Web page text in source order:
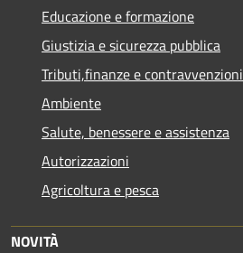
Educazione e formazione
Giustizia e sicurezza pubblica
Tributi,finanze e contravvenzioni
Ambiente
Salute, benessere e assistenza
Autorizzazioni
Agricoltura e pesca
NOVITÀ